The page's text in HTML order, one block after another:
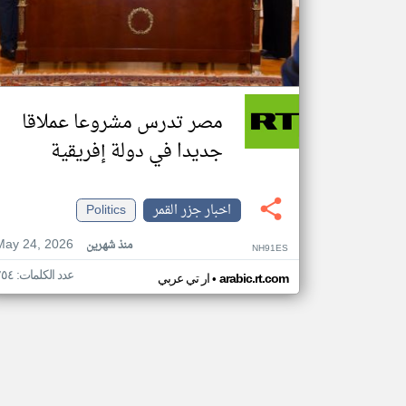
مصر تدرس مشروعا عملاقا
جديدا في دولة إفريقية
اخبار جزر القمر
Politics
24, 2026
منذ شهرين NH91ES
ار تي عربي• arabic.rt.com عدد الكلمات: ٢٥٤